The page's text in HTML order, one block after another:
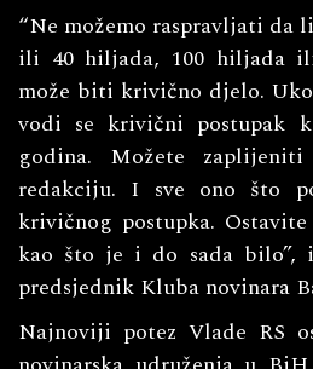
“Ne možemo raspravljati da
ili 40 hiljada, 100 hiljada
može biti krivično djelo.
vodi se krivični postupak
godina. Možete
redakciju. I sve ono što
krivičnog postupka.
kao što je i do sada bilo”,
predsjednik Kluba novinara
Najnoviji potez Vlade RS